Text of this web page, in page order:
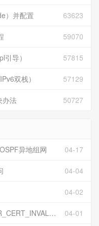
63623
）并配置
59070
57815
导）
57129
双栈）
50727
办法
04-17
异地组网
04-04
04-02
04-01
EDGE浏览器访问https页面显示ERR_CERT_INVALID且无法跳过继续访问